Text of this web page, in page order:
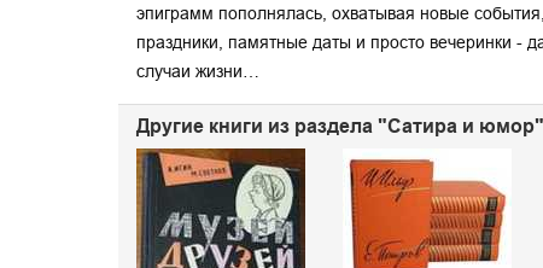
эпиграмм пополнялась, охватывая новые
праздники, памятные даты и просто вечеринки -
случаи жизни…
Другие книги из раздела "Сатира и